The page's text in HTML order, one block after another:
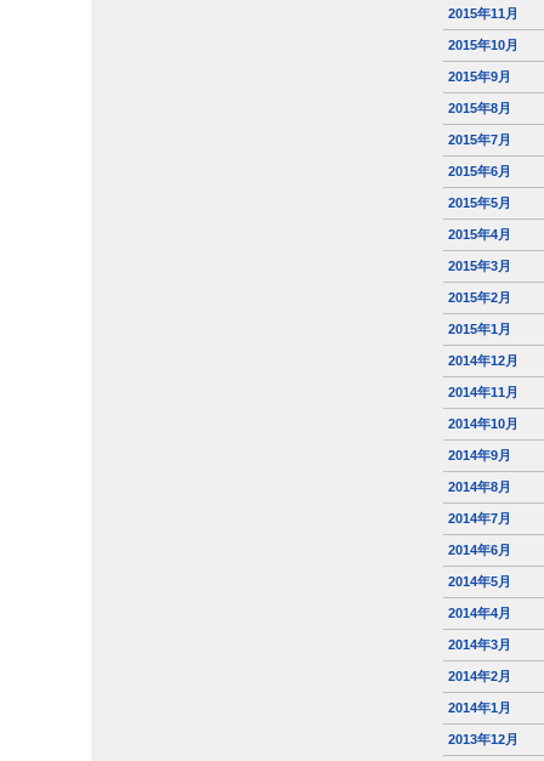
2015年11月
2015年10月
2015年9月
2015年8月
2015年7月
2015年6月
2015年5月
2015年4月
2015年3月
2015年2月
2015年1月
2014年12月
2014年11月
2014年10月
2014年9月
2014年8月
2014年7月
2014年6月
2014年5月
2014年4月
2014年3月
2014年2月
2014年1月
2013年12月